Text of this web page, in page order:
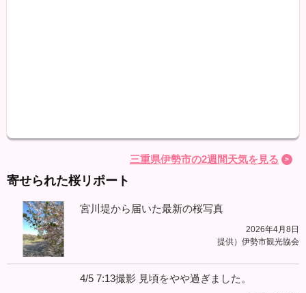
三重県伊勢市の2週間天気を見る
寄せられた桜リポート
宮川堤から届いた最新の桜写真
2026年4月8日
提供）伊勢市観光協会
4/5 7:13撮影 見頃をやや過ぎました。